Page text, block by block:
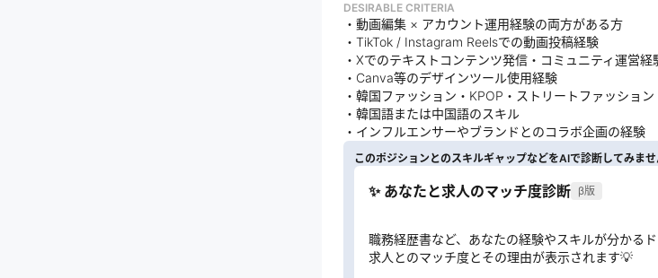
DESIRABLE CRITERIA
・動画編集 × アカウント運用経験の両方がある方
・TikTok / Instagram Reelsでの動画投稿経験
・Xでのテキストコンテンツ発信・コミュニティ運営経
・Canva等のデザインツール使用経験
・韓国ファッション・KPOP・ストリートファッショ
・韓国語または中国語のスキル
・インフルエンサーやブランドとのコラボ企画の経験
このポジションとのスキルギャップなどをAIで診断してみませ
✨ あなたと求人のマッチ度診断 β版
職務経歴書など、あなたの経験やスキルが分かる
求人とのマッチ度とその理由が表示されます💡